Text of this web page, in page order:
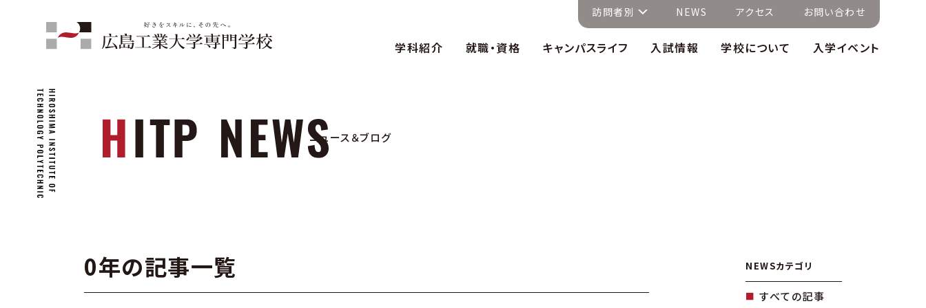
訪問者別 NEWS アクセス お問い合わせ
学科紹介 就職・資格 キャンパスライフ 入試情報 学校について 入学イベント
ニュース＆ブログ
0年の記事一覧 NEWSカテゴリ
すべての記事